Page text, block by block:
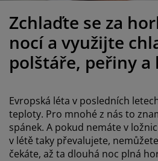
skříně
do ložnice
rámy s úložným prostorem
postele
o nábytek/doplňky
osvětlení
pokoj
mazlíčky
Zchlaďte se za
nocí a využijte
polštáře, peřiny a
Evropská léta v posledních
teploty. Pro mnohé z nás to
spánek. A pokud nemáte v
v létě taky převalujete,
čekáte, až ta dlouhá noc plná